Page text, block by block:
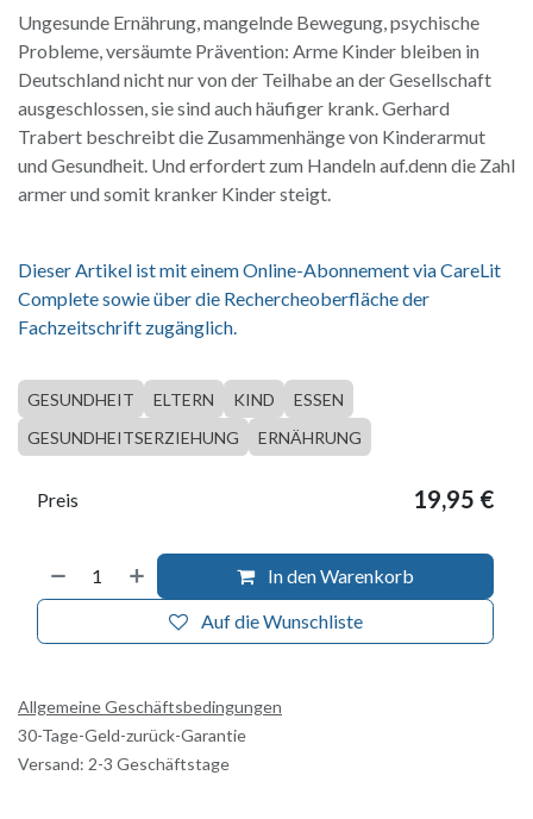
Ungesunde Ernährung, mangelnde Bewegung, psychische
Probleme, versäumte Prävention: Arme Kinder bleiben in
Deutschland nicht nur von der Teilhabe an der Gesellschaft
ausgeschlossen, sie sind auch häufiger krank. Gerhard
Trabert beschreibt die Zusammenhänge von Kinderarmut
und Gesundheit. Und erfordert zum Handeln auf.denn die Zahl
armer und somit kranker Kinder steigt.
Dieser Artikel ist mit einem Online-Abonnement via CareLit
Complete sowie über die Rechercheoberfläche der
Fachzeitschrift zugänglich.
GESUNDHEIT ELTERN KIND
ESSEN
GESUNDHEITSERZIEHUNG
ERNÄHRUNG
In den Warenkorb
Auf die Wunschliste
Preis 19,95 €
Allgemeine Geschäftsbedingungen
30-Tage-Geld-zurück-Garantie
Versand: 2-3 Geschäftstage